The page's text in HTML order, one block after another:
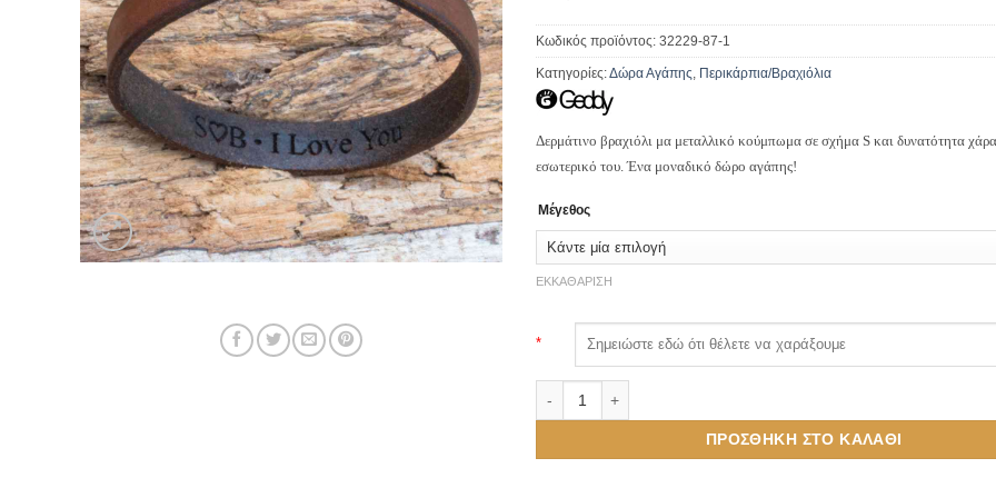
Κωδικός προϊόντος: 32229-87-1
Κατηγορίες:Δώρα Αγάπης Περικάρπια/Βραχιόλια
Δερμάτινο βραχιόλι μα μεταλλικό κούμπωμα σε σχήμα S και δυνατότητα
εσωτερικό του. Ένα μοναδικό δώρο αγάπης!
Μέγεθος
ΕΚΚΑΘΆΡΙΣΗ
*
ΠΡΟΣΘΉΚΗ ΣΤΟ ΚΑΛΆΘΙ